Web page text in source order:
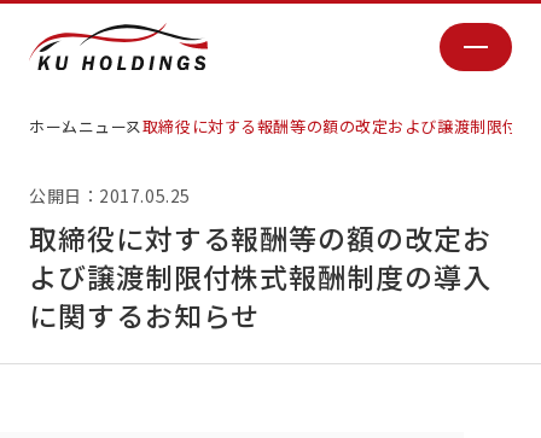
ホームニュース取締役に対する報酬等の額の改定および譲渡制限付
公開日：2017.05.25
取締役に対する報酬等の額の改定お
よび譲渡制限付株式報酬制度の導入
に関するお知らせ